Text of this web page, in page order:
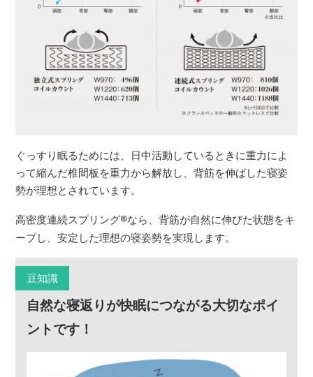
ぐっすり眠るためには、日中活動しているときに重力によ
って縮んだ椎間板を重力から解放し、背筋を伸ばした寝姿
勢が理想とされています。
高密度連続スプリング®なら、背筋が自然に伸びた状態をキ
ープし、安定した理想の寝姿勢を実現します。
豆知識
自然な寝返りが快眠につながる大切なポイ
ントです！